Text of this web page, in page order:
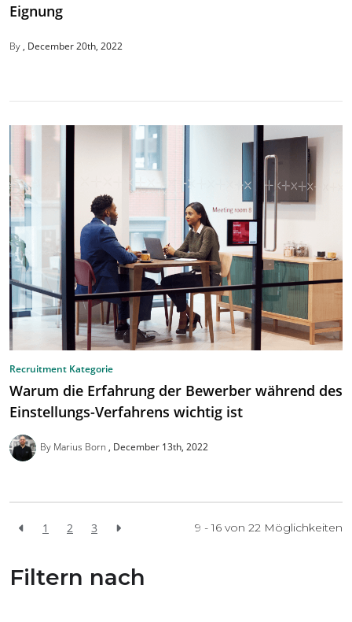
Eignung
By December 20th, 2022
Recruitment Kategorie
Warum die Erfahrung der Bewerber während des
Einstellungs-Verfahrens wichtig ist
By Marius Born December 13th, 2022
1 2 3 9 - 16 von 22 Möglichkeiten
Filtern nach